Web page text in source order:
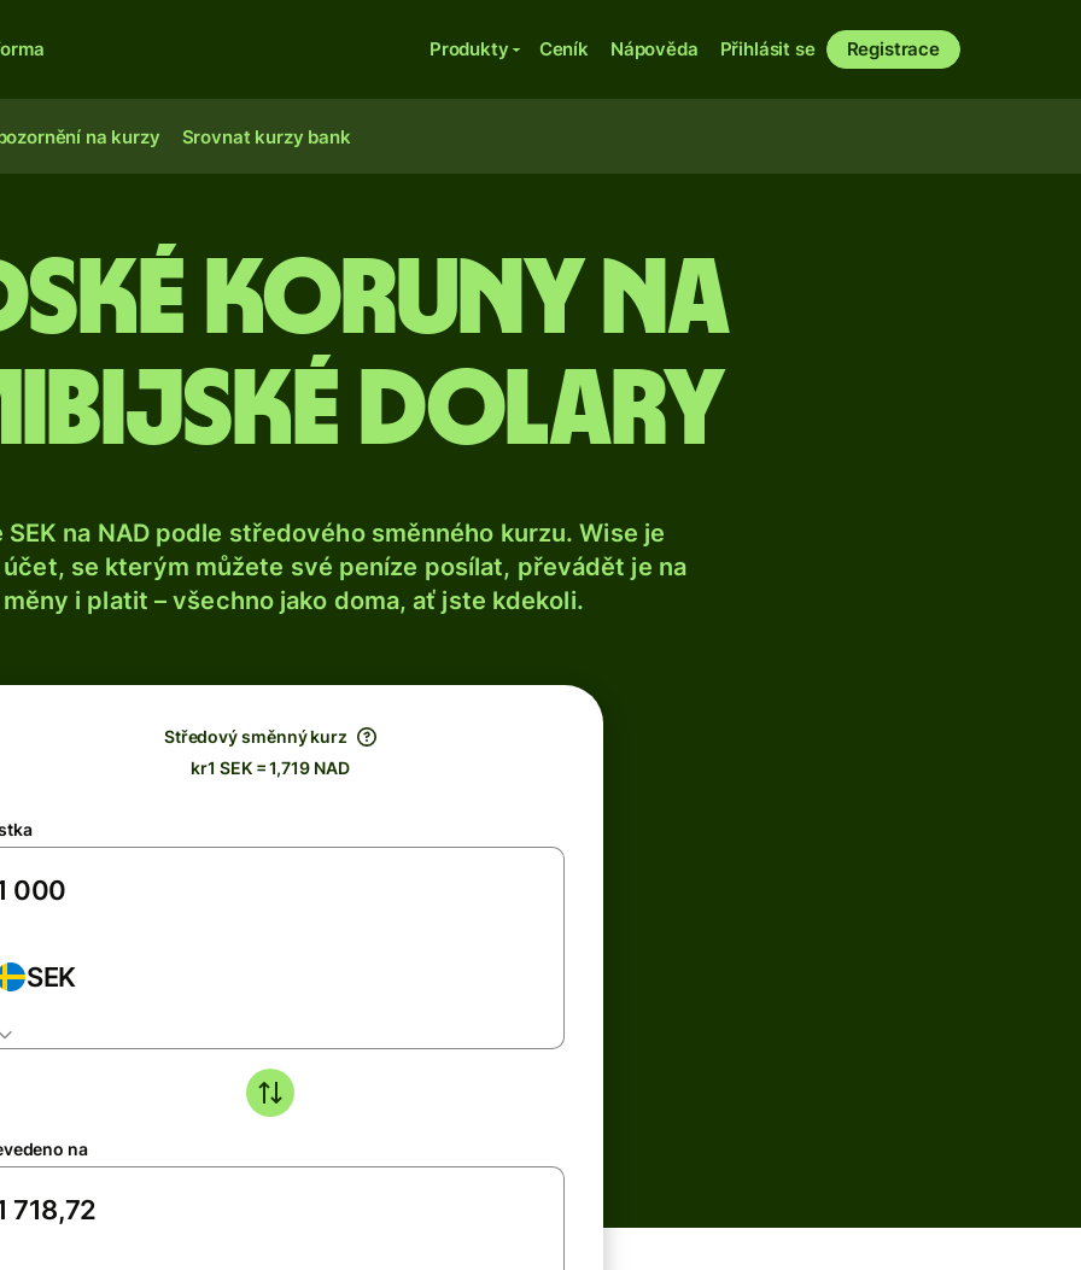
Produkty Ceník Nápověda Přihlásit se Registrace
na kurzy Srovnat kurzy bank
koruny na
dolary
na NAD podle středového směnného kurzu. Wise je
se kterým můžete své peníze posílat, převádět je na
i platit – všechno jako doma, ať jste kdekoli.
Středový směnný kurz
kr1 SEK = 1,719 NAD
SEK
na